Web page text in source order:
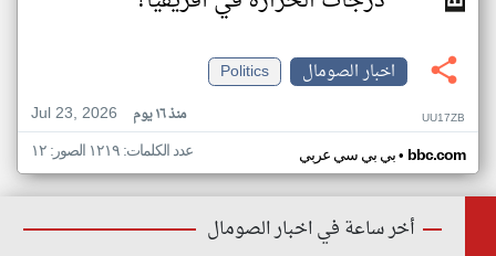
اخبار الصومال
Politics
Jul 23, 2026
منذ ١٦ يوم UU17ZB
بي بي سي عربي• bbc.com عدد الكلمات: ١٢١٩ الصور: ١٢
أخر ساعة في اخبار الصومال